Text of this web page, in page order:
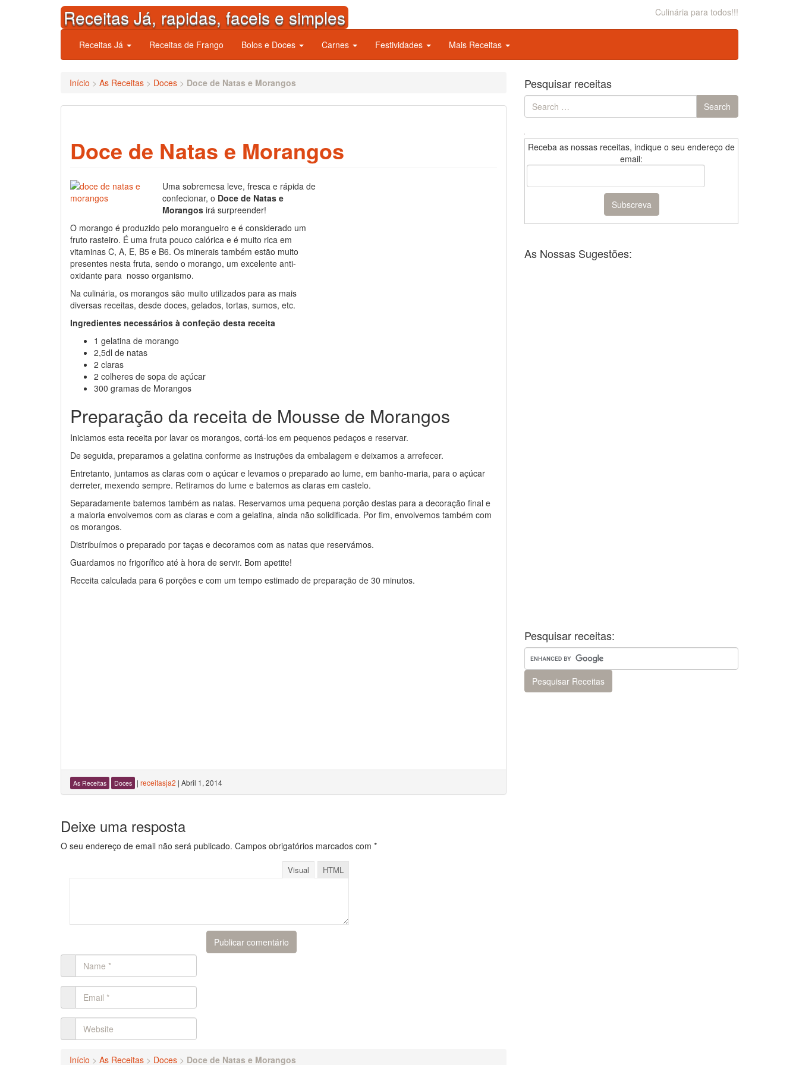
Receitas Já, rapidas, faceis e simples Culinária para todos!!!
Receitas Já Receitas de Frango Bolos e Doces Carnes Festividades Mais Receitas
Início > As Receitas > Doces > Doce de Natas e Morangos
Doce de Natas e Morangos
Uma sobremesa leve, fresca e rápida de
confecionar, o Doce de Natas e
Morangos irá surpreender!
O morango é produzido pelo morangueiro e é considerado um
fruto rasteiro. É uma fruta pouco calórica e é muito rica em
vitaminas C, A, E, B5 e B6. Os minerais também estão muito
presentes nesta fruta, sendo o morango, um excelente anti-
oxidante para nosso organismo.
Na culinária, os morangos são muito utilizados para as mais
diversas receitas, desde doces, gelados, tortas, sumos, etc.
Ingredientes necessários à confeção desta receita
1 gelatina de morango
2,5dl de natas
2 claras
2 colheres de sopa de açúcar
300 gramas de Morangos
Preparação da receita de Mousse de Morangos
Iniciamos esta receita por lavar os morangos, cortá-los em pequenos pedaços e reservar.
De seguida, preparamos a gelatina conforme as instruções da embalagem e deixamos a arrefecer.
Entretanto, juntamos as claras com o açúcar e levamos o preparado ao lume, em banho-maria, para o açúcar
derreter, mexendo sempre. Retiramos do lume e batemos as claras em castelo.
Separadamente batemos também as natas. Reservamos uma pequena porção destas para a decoração final e
a maioria envolvemos com as claras e com a gelatina, ainda não solidificada. Por fim, envolvemos também com
os morangos.
Distribuímos o preparado por taças e decoramos com as natas que reservámos.
Guardamos no frigorífico até à hora de servir. Bom apetite!
Receita calculada para 6 porções e com um tempo estimado de preparação de 30 minutos.
As Receitas Doces | receitasja2 | Abril 1, 2014
Deixe uma resposta
O seu endereço de email não será publicado. Campos obrigatórios marcados com *
Visual HTML
Início > As Receitas > Doces > Doce de Natas e Morangos
Pesquisar receitas
Search
for:
Search
Receba as nossas receitas, indique o seu endereço de
email:
As Nossas Sugestões:
Pesquisar receitas: